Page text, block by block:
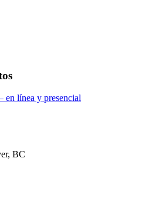
en línea y presencial
BC